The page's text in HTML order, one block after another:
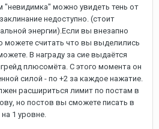
можно увидеть тень от
недоступно. (стоит
энергии).Если вы внезапно
можете считать что вы выделились
В награду за сие выдаётся
плюсомёта. С этого момента он
силой - по +2 за каждое нажатие.
расшириться лимит по постам в
но постов вы сможете писать в
1 уровне.